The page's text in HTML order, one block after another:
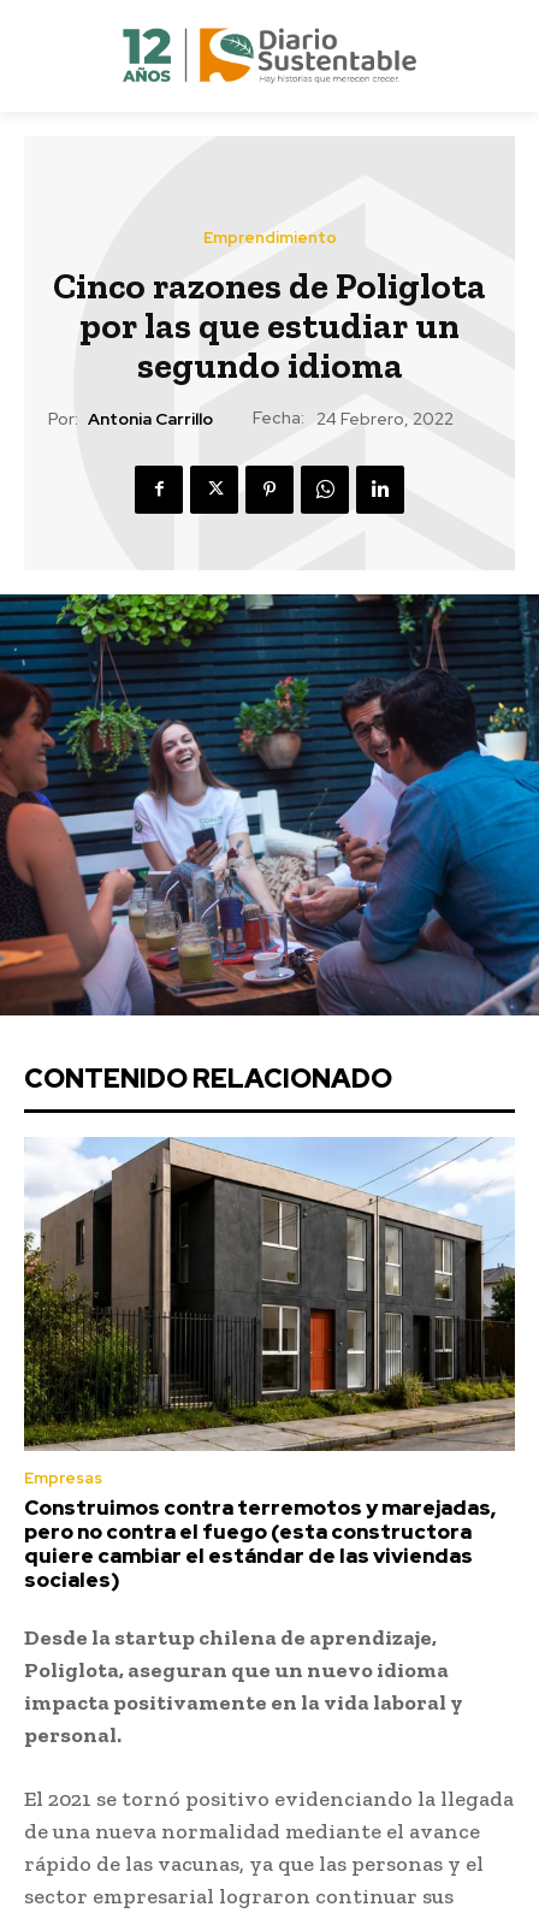
Emprendimiento
Cinco razones de Poliglota
por las que estudiar un
segundo idioma
Por: Antonia Carrillo Fecha: 24 Febrero, 2022
CONTENIDO RELACIONADO
Empresas
Construimos contra terremotos y marejadas,
pero no contra el fuego (esta constructora
quiere cambiar el estándar de las viviendas
sociales)
Desde la startup chilena de aprendizaje,
Poliglota, aseguran que un nuevo idioma
impacta positivamente en la vida laboral y
personal.
El 2021 se tornó positivo evidenciando la llegada
de una nueva normalidad mediante el avance
rápido de las vacunas, ya que las personas y el
sector empresarial lograron continuar sus